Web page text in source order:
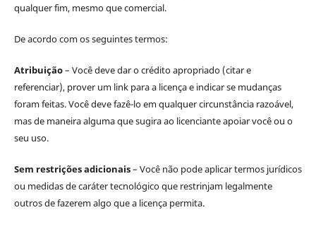
qualquer fim, mesmo que comercial.
De acordo com os seguintes termos:
Atribuição– Você deve dar o crédito apropriado (citar e
referenciar), prover um link para a licença e indicar se mudanças
foram feitas. Você deve fazê-lo em qualquer circunstância razoável,
mas de maneira alguma que sugira ao licenciante apoiar você ou o
seu uso.
Sem restrições adicionais– Você não pode aplicar termos jurídicos
ou medidas de caráter tecnológico que restrinjam legalmente
outros de fazerem algo que a licença permita.